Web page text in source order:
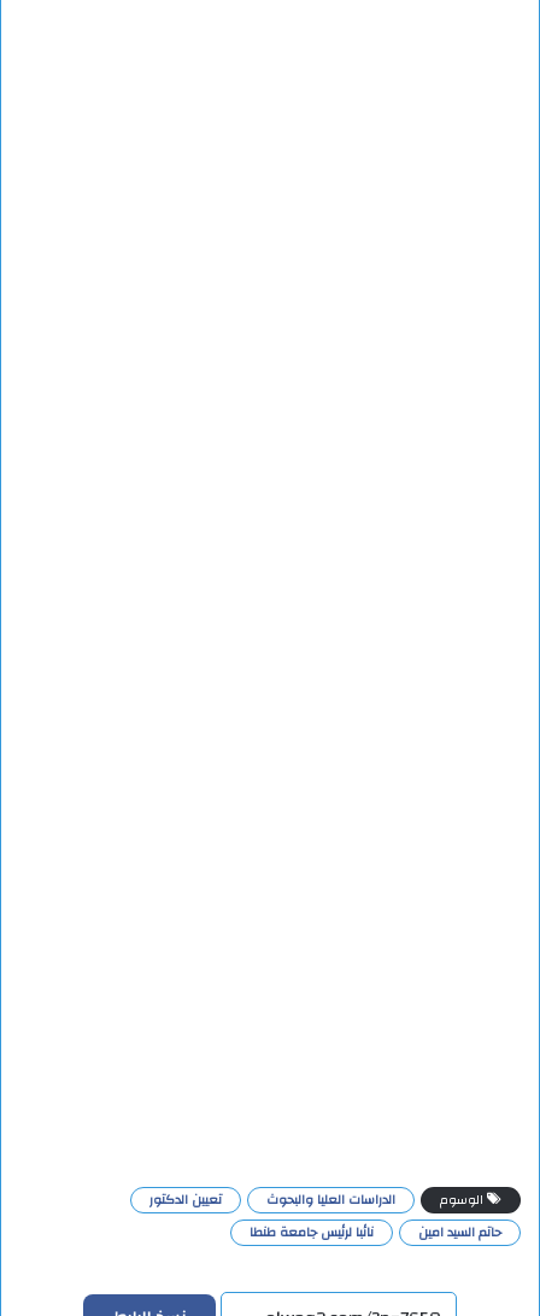
الوسوم الدراسات العليا والبحوث
تعيين الدكتور
حاتم السيد امين
نائبا لرئيس جامعة طنطا